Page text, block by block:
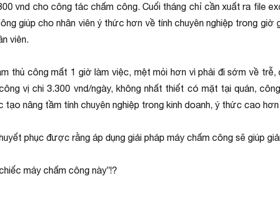
vnd cho công tác chấm công. Cuối tháng chỉ cần xuất ra file
giúp cho nhân viên ý thức hơn về tính chuyên nghiệp trong
viên.
thủ công mất 1 giờ làm việc, mệt mỏi hơn vì phải đi sớm về
vị chi 3.300 vnd/ngày, không nhất thiết có mặt tại quán,
tạo nâng tầm tính chuyên nghiệp trong kinh doanh, ý thức cao
phục được rằng áp dụng giải pháp máy chấm công sẽ giúp
máy chấm công này”!?